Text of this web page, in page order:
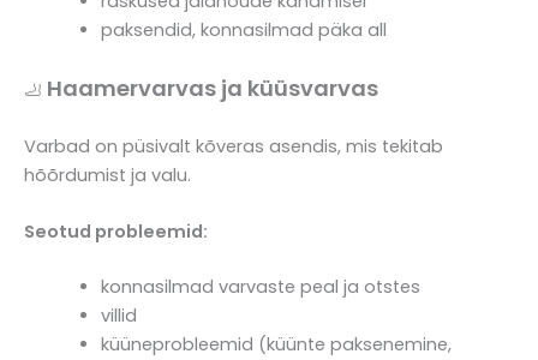
paksendid, konnasilmad päka all
🦶 Haamervarvas ja küüsvarvas
Varbad on püsivalt kõveras asendis, mis tekitab
hõõrdumist ja valu.
Seotud probleemid:
konnasilmad varvaste peal ja otstes
villid
küüneprobleemid (küünte paksenemine,